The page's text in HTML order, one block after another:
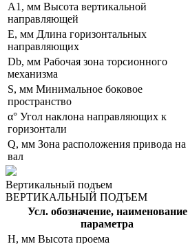
A1, мм Высота вертикальной
направляющей
E, мм Длина горизонтальных
направляющих
Db, мм Рабочая зона торсионного
механизма
S, мм Минимальное боковое
пространство
α° Угол наклона направляющих к
горизонтали
Q, мм Зона расположения привода на
вал
Вертикальный подъем
ВЕРТИКАЛЬНЫЙ ПОДЪЕМ
Усл. обозначение, наименование
параметра
H, мм Высота проема